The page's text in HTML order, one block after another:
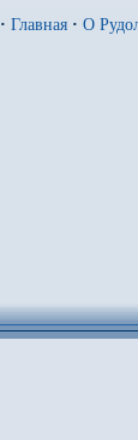
· Главная · О